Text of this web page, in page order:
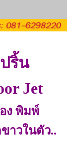
ริ้น
Jet
ง พิมพ์
าวในตัว..